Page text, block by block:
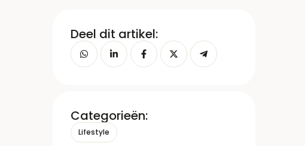
Deel dit artikel:
Categorieën:
Lifestyle